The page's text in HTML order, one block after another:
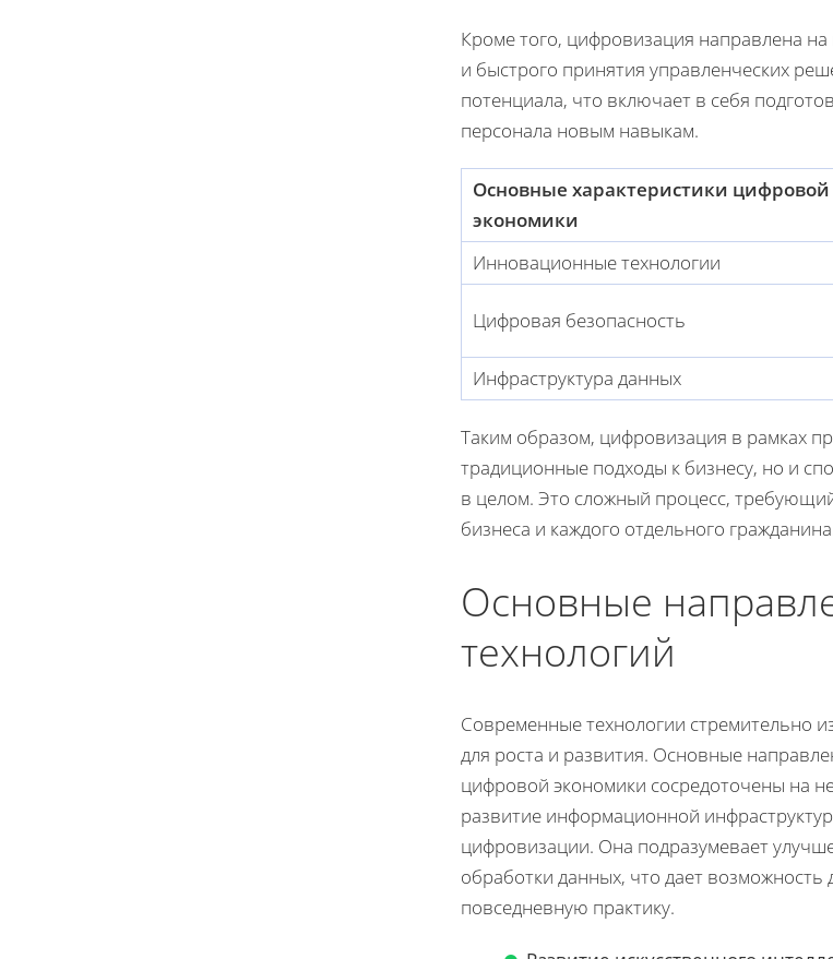
Кроме того, цифровизация направлена
и быстрого принятия управленческих
потенциала, что включает в себя
персонала новым навыкам.
Основные характеристики цифровой
экономики
Инновационные технологии
Цифровая безопасность
Инфраструктура данных
Таким образом, цифровизация в рамках
традиционные подходы к бизнесу, но и
в целом. Это сложный процесс,
бизнеса и каждого отдельного
Основные
технологий
Современные технологии стремительно
для роста и развития. Основные
цифровой экономики сосредоточены на
развитие информационной
цифровизации. Она подразумевает
обработки данных, что дает
повседневную практику.